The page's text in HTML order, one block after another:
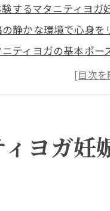
するマタニティヨガ
静かな環境で心身を
ニティヨガの基本ポー
期におけるヨガの重要
ヨガ教室が提供する
者の声：永福でのヨガ
安を和らげるマタニ
ヨガ妊